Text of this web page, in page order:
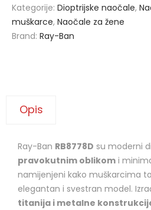
Kategorije: Dioptrijske naočale,
muškarce, Naočale za žene
Brand: Ray-Ban
Opis
Ray-Ban RB8778D su moderni
pravokutnim oblikom i
namijenjeni kako muškarcima
elegantan i svestran model.
titanija i metalne